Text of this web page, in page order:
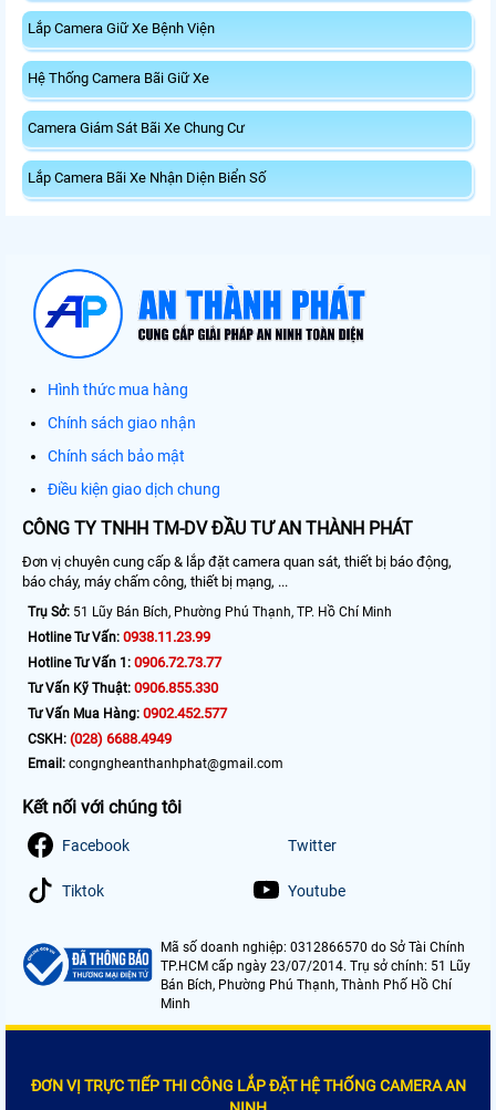
Lắp Camera Giữ Xe Bệnh Viện
Hệ Thống Camera Bãi Giữ Xe
Camera Giám Sát Bãi Xe Chung Cư
Lắp Camera Bãi Xe Nhận Diện Biển Số
Hình thức mua hàng
Chính sách giao nhận
Chính sách bảo mật
Điều kiện giao dịch chung
CÔNG TY TNHH TM-DV ĐẦU TƯ AN THÀNH PHÁT
Đơn vị chuyên cung cấp & lắp đặt camera quan sát, thiết bị báo động,
báo cháy, máy chấm công, thiết bị mạng, ...
Trụ Sở: 51 Lũy Bán Bích, Phường Phú Thạnh, TP. Hồ Chí Minh
Hotline Tư Vấn: 0938.11.23.99
Hotline Tư Vấn 1: 0906.72.73.77
Tư Vấn Kỹ Thuật: 0906.855.330
Tư Vấn Mua Hàng: 0902.452.577
CSKH: (028) 6688.4949
Email: congngheanthanhphat@gmail.com
Kết nối với chúng tôi
Facebook Twitter
Tiktok Youtube
Mã số doanh nghiệp: 0312866570 do Sở Tài Chính
TP.HCM cấp ngày 23/07/2014. Trụ sở chính: 51 Lũy
Bán Bích, Phường Phú Thạnh, Thành Phố Hồ Chí
Minh
ĐƠN VỊ TRỰC TIẾP THI CÔNG LẮP ĐẶT HỆ THỐNG CAMERA AN